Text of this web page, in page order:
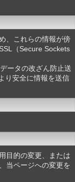
、これらの情報が傍
（Secure Sockets
ータの改ざん防止送
り安全に情報を送信
目的の変更、または
当ページへの変更を